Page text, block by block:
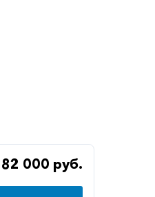
82 000 руб.